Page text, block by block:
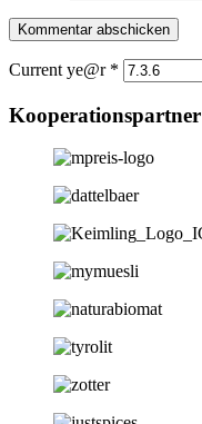
Current ye@r *
Kooperationspartner